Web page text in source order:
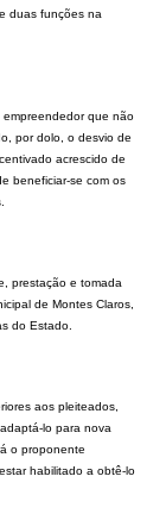
duas funções na
que não
por dolo, o desvio de
acrescido de
beneficiar-se com os
prestação e tomada
de Montes Claros,
do Estado.
aos pleiteados,
lo para nova
o proponente
habilitado a obtê-lo